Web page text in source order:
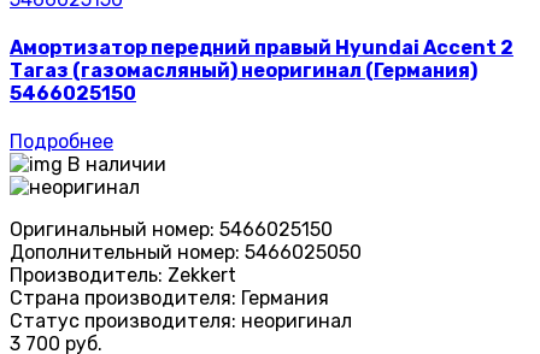
Амортизатор передний правый Hyundai Accent 2
Тагаз (газомасляный) неоригинал (Германия)
5466025150
Подробнее
В наличии
Оригинальный номер: 5466025150
Дополнительный номер: 5466025050
Производитель: Zekkert
Страна производителя: Германия
Статус производителя: неоригинал
3 700 руб.